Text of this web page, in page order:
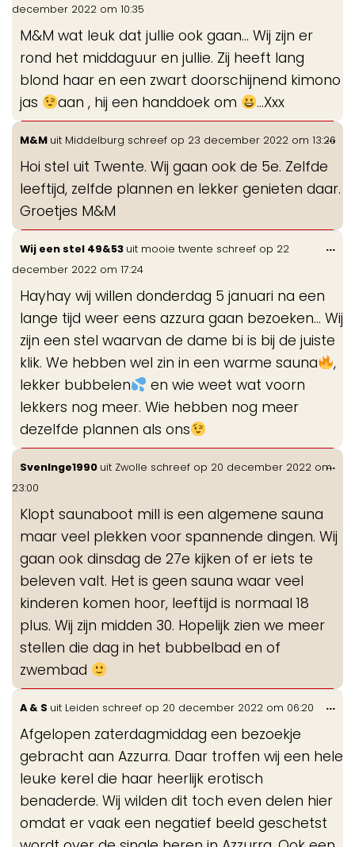
december 2022 om 10:35
M&M wat leuk dat jullie ook gaan… Wij zijn er
rond het middaguur en jullie. Zij heeft lang
blond haar en een zwart doorschijnend kimono
jas
aan , hij een handdoek om …Xxx
M&M uit Middelburg schreef op 23 december 2022 om 13:26
Hoi stel uit Twente. Wij gaan ook de 5e. Zelfde
leeftijd, zelfde plannen en lekker genieten daar.
Groetjes M&M
...
Wij een stel 49&53 uit mooie twente schreef op 22
december 2022 om 17:24
Hayhay wij willen donderdag 5 januari na een
lange tijd weer eens azzura gaan bezoeken… Wij
zijn een stel waarvan de dame bi is bij de juiste
klik. We hebben wel zin in een warme sauna
,
lekker bubbelen
en wie weet wat voorn
lekkers nog meer. Wie hebben nog meer
dezelfde plannen als ons
...
SvenInge1990 uit Zwolle schreef op 20 december 2022 om
23:00
Klopt saunaboot mill is een algemene sauna
maar veel plekken voor spannende dingen. Wij
gaan ook dinsdag de 27e kijken of er iets te
beleven valt. Het is geen sauna waar veel
kinderen komen hoor, leeftijd is normaal 18
plus. Wij zijn midden 30. Hopelijk zien we meer
stellen die dag in het bubbelbad en of
zwembad
...
A & S uit Leiden schreef op 20 december 2022 om 06:20
Afgelopen zaterdagmiddag een bezoekje
gebracht aan Azzurra. Daar troffen wij een hele
leuke kerel die haar heerlijk erotisch
benaderde. Wij wilden dit toch even delen hier
omdat er vaak een negatief beeld geschetst
...